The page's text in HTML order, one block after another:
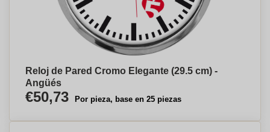
Reloj de Pared Cromo Elegante (29.5 cm) -
Angüés
€50,73 Por pieza, base en 25 piezas